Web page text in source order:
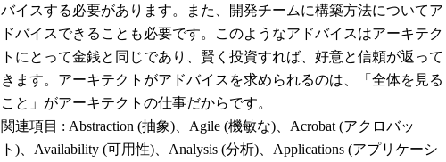
バイスする必要があります。また、開発チームに構築方法についてア
ドバイスできることも必要です。このようなアドバイスはアーキテク
トにとって金銭と同じであり、賢く投資すれば、好意と信頼が返って
きます。アーキテクトがアドバイスを求められるのは、「全体を見る
こと」がアーキテクトの仕事だからです。
関連項目 : Abstraction (抽象)、Agile (機敏な)、Acrobat (アクロバッ
ト)、Availability (可用性)、Analysis (分析)、Applications (アプリケーシ